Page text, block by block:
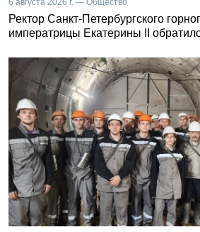
Ректор Санкт-Петербургского
императрицы Екатерины II